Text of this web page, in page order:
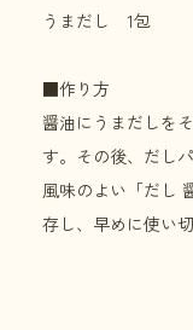
うまだし 1包
■作り方
醤油にうまだしを
す。その後、だし
風味のよい「だし
存し、早めに使い